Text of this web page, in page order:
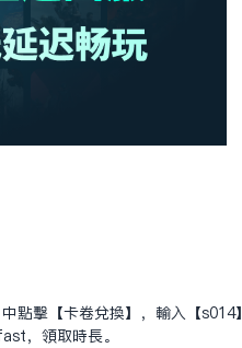
点击【卡卷兑换】，输入【s014
，领取时长。